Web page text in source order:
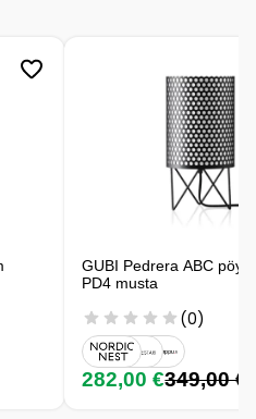
GUBI Pedrera ABC
PD4 musta
(0)
282,00 €349,00 €